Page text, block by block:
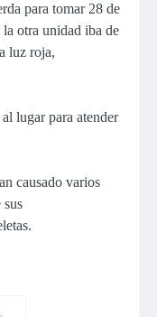
para tomar 28 de
otra unidad iba de
luz roja,
lugar para atender
causado varios
sus